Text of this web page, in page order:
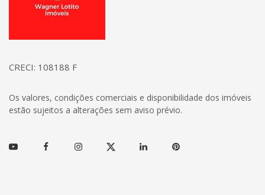
CRECI: 108188 F
Os valores, condições comerciais e disponibilidade dos imóveis
estão sujeitos a alterações sem aviso prévio.
Youtube FacebookInstagramTwitter Linkedin Pinterest